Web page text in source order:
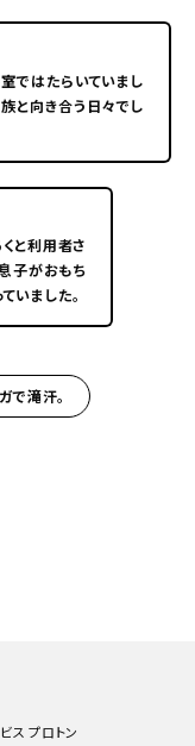
ではたらいていまし
と向き合う日々でし
と利用者さ
息子がおもち
いました。
で滝汗。
ス プロトン